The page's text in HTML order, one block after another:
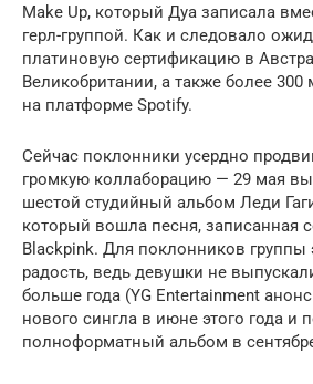
Make Up, который Дуа записала
герл-группой. Как и следовало
платиновую сертификацию в
Великобритании, а также более
на платформе Spotify.
Сейчас поклонники усердно
громкую коллаборацию — 29 мая
шестой студийный альбом Леди
который вошла песня, записанная
Blackpink. Для поклонников группы
радость, ведь девушки не
больше года (YG Entertainment
нового сингла в июне этого года и
полноформатный альбом в